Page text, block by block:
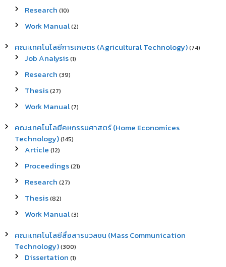
Research (10)
Work Manual(2)
คณะเทคโนโลยีการเกษตร (Agricultural Technology)(74)
Job Analysis(1)
Research (39)
Thesis(27)
Work Manual(7)
คณะเทคโนโลยีคหกรรมศาสตร์ (Home Economices
Technology)(145)
Article (12)
Proceedings(21)
Research (27)
Thesis(82)
Work Manual(3)
คณะเทคโนโลยีสื่อสารมวลชน (Mass Communication
Technology)(300)
Dissertation (1)